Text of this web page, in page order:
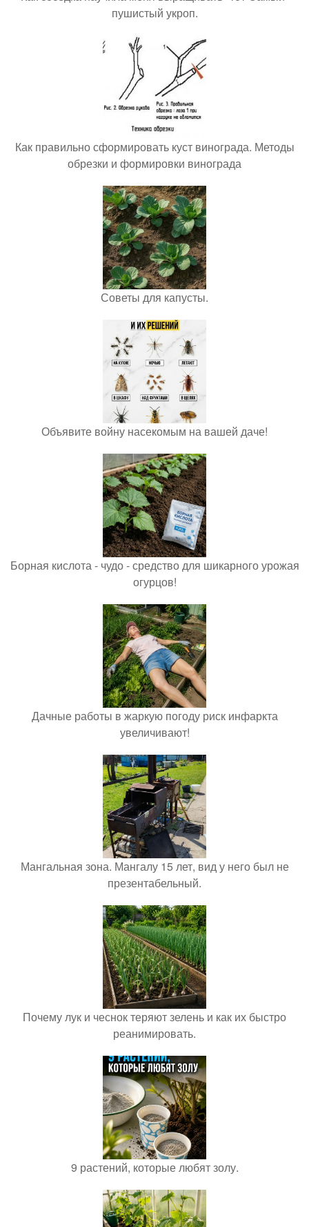
пушистый укроп.
Как правильно сформировать куст винограда. Методы
обрезки и формировки винограда
Советы для капусты.
Объявите войну насекомым на вашей даче!
Борная кислота - чудо - средство для шикарного урожая
огурцов!
Дачные работы в жаркую погоду риск инфаркта
увеличивают!
Мангальная зона. Мангалу 15 лет, вид у него был не
презентабельный.
Почему лук и чеснок теряют зелень и как их быстро
реанимировать.
9 растений, которые любят золу.